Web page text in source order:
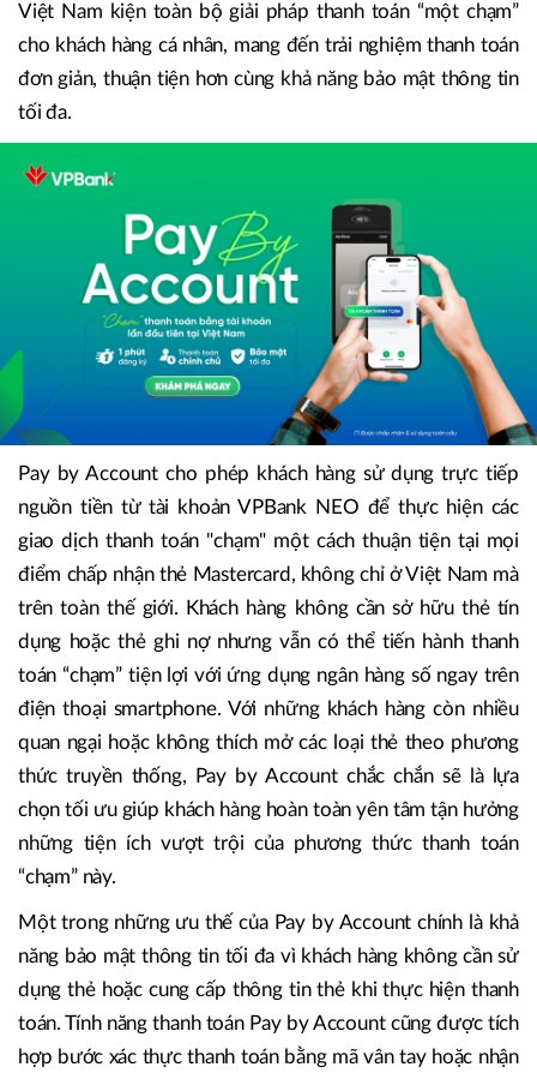
Việt Nam kiện toàn bộ giải pháp thanh toán “một chạm”
cho khách hàng cá nhân, mang đến trải nghiệm thanh toán
đơn giản, thuận tiện hơn cùng khả năng bảo mật thông tin
tối đa.
Pay by Account cho phép khách hàng sử dụng trực tiếp
nguồn tiền từ tài khoản VPBank NEO để thực hiện các
giao dịch thanh toán "chạm" một cách thuận tiện tại mọi
điểm chấp nhận thẻ Mastercard, không chỉ ở Việt Nam mà
trên toàn thế giới. Khách hàng không cần sở hữu thẻ tín
dụng hoặc thẻ ghi nợ nhưng vẫn có thể tiến hành thanh
toán “chạm” tiện lợi với ứng dụng ngân hàng số ngay trên
điện thoại smartphone. Với những khách hàng còn nhiều
quan ngại hoặc không thích mở các loại thẻ theo phương
thức truyền thống, Pay by Account chắc chắn sẽ là lựa
chọn tối ưu giúp khách hàng hoàn toàn yên tâm tận hưởng
những tiện ích vượt trội của phương thức thanh toán
“chạm” này.
Một trong những ưu thế của Pay by Account chính là khả
năng bảo mật thông tin tối đa vì khách hàng không cần sử
dụng thẻ hoặc cung cấp thông tin thẻ khi thực hiện thanh
toán. Tính năng thanh toán Pay by Account cũng được tích
hợp bước xác thực thanh toán bằng mã vân tay hoặc nhận